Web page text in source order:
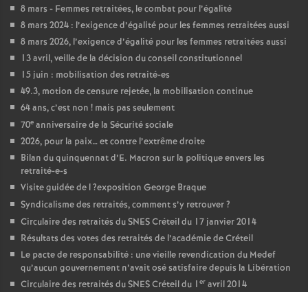
8 mars - Femmes retraitées, le combat pour l’égalité
8 mars 2024 : l’exigence d’égalité pour les femmes retraitées aussi
8 mars 2026, l’exigence d’égalité pour les femmes retraitées aussi
13 avril, veille de la décision du conseil constitutionnel
15 juin : mobilisation des retraité-es
49.3, motion de censure rejetée, la mobilisation continue
64 ans, c’est non ! mais pas seulement
70e anniversaire de la Sécurité sociale
2026, pour la paix… et contre l’extrême droite
Bilan du quinquennat d’E. Macron sur la politique envers les
retraité-e-s
Visite guidée de l?exposition George Braque
Syndicalisme des retraités, comment s’y retrouver?
Circulaire des retraités duSNESCréteil du 17 janvier 2014
Résultats des votes des retraités de l’académie de Créteil
Le pacte de responsabilité : une vieille revendication du Medef
qu’aucun gouvernement n’avait osé satisfaire depuis la Libération
Circulaire des retraités duSNESCréteil du 1 er avril 2014